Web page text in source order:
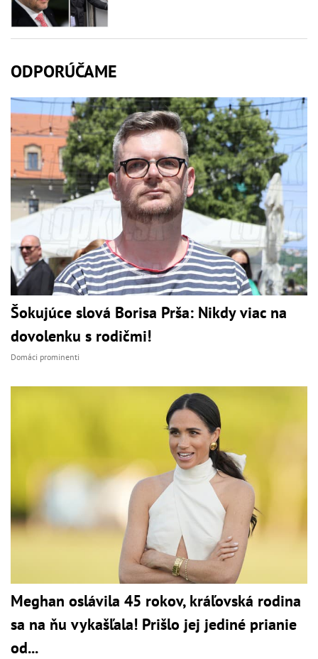
ODPORÚČAME
Šokujúce slová Borisa Prša: Nikdy viac na
dovolenku s rodičmi!
Domáci prominenti
Meghan oslávila 45 rokov, kráľovská rodina
sa na ňu vykašľala! Prišlo jej jediné prianie
od...